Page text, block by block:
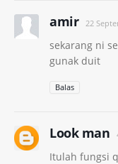
amir 22
sekarang ni
gunak duit
Balas
Look man
Itulah fungsi